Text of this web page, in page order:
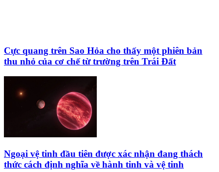
Cực quang trên Sao Hỏa cho thấy một phiên bản
thu nhỏ của cơ chế từ trường trên Trái Đất
Ngoại vệ tinh đầu tiên được xác nhận đang thách
thức cách định nghĩa về hành tinh và vệ tinh